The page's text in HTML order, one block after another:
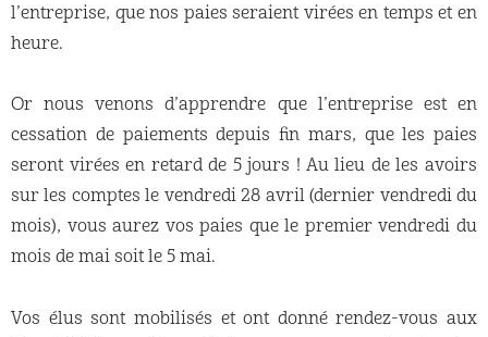
l’entreprise, que nos paies seraient virées en temps et en
heure.
Or nous venons d’apprendre que l’entreprise est en
cessation de paiements depuis fin mars, que les paies
seront virées en retard de 5 jours ! Au lieu de les avoirs
sur les comptes le vendredi 28 avril (dernier vendredi du
mois), vous aurez vos paies que le premier vendredi du
mois de mai soit le 5 mai.
Vos élus sont mobilisés et ont donné rendez-vous aux